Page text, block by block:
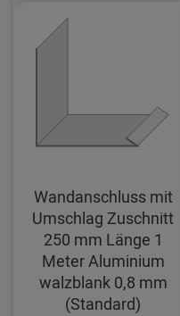
Wandanschluss mit
Umschlag Zuschnitt
250 mm Länge 1
Meter Aluminium
walzblank 0,8 mm
(Standard)